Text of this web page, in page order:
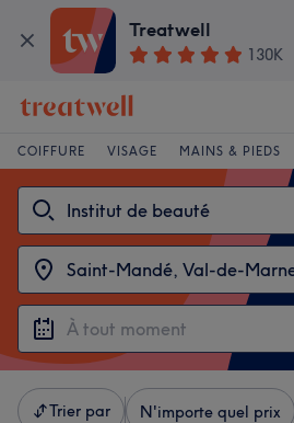
Treatwell
130K
COIFFURE VISAGE MAINS & PIEDS
Trier par N'importe quel prix